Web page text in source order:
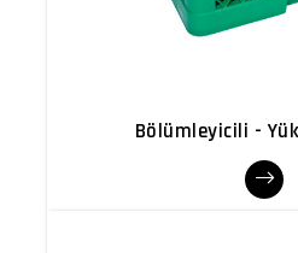
Bölümleyicili -